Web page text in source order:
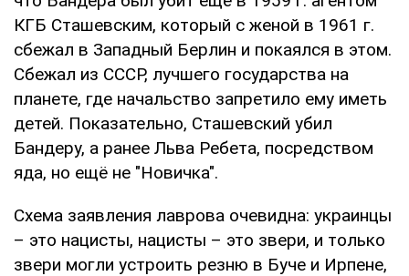
КГБ Сташевским, который с женой в 1961 г.
сбежал в Западный Берлин и покаялся в этом.
Сбежал из СССР, лучшего государства на
планете, где начальство запретило ему иметь
детей. Показательно, Сташевский убил
Бандеру, а ранее Льва Ребета, посредством
яда, но ещё не "Новичка".
Схема заявления лаврова очевидна: украинцы
– это нацисты, нацисты – это звери, и только
звери могли устроить резню в Буче и Ирпене,